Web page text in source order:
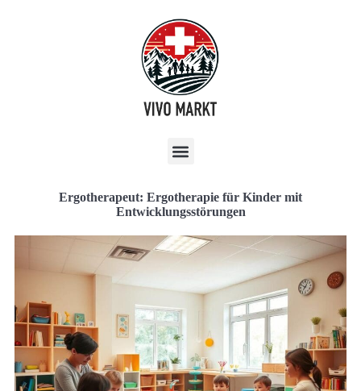
Ergotherapeut: Ergotherapie für Kinder mit
Entwicklungsstörungen